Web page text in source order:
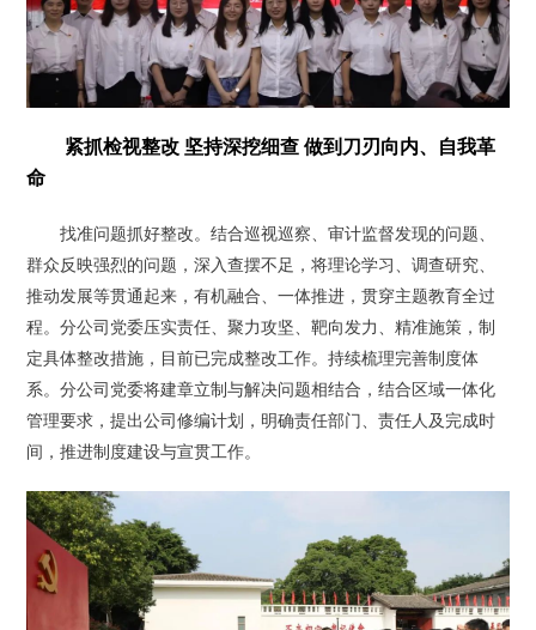
紧抓检视整改 坚持深挖细查 做到刀刃向内、自我革
命
找准问题抓好整改。结合巡视巡察、审计监督发现的问题、
群众反映强烈的问题，深入查摆不足，将理论学习、调查研究、
推动发展等贯通起来，有机融合、一体推进，贯穿主题教育全过
程。分公司党委压实责任、聚力攻坚、靶向发力、精准施策，制
定具体整改措施，目前已完成整改工作。持续梳理完善制度体
系。分公司党委将建章立制与解决问题相结合，结合区域一体化
管理要求，提出公司修编计划，明确责任部门、责任人及完成时
间，推进制度建设与宣贯工作。